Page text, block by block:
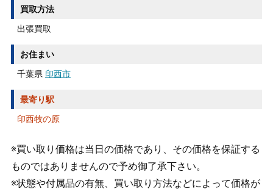
買取方法
出張買取
お住まい
千葉県 印西市
最寄り駅
印西牧の原
※買い取り価格は当日の価格であり、その価格を保証する
ものではありませんので予め御了承下さい。
※状態や付属品の有無、買い取り方法などによって価格が